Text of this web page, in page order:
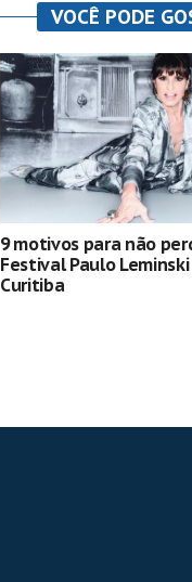
VOCÊ PODE
9 motivos para não
Festival Paulo Leminski
Curitiba